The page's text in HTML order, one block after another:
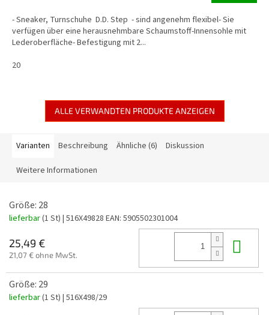
- Sneaker, Turnschuhe D.D. Step - sind angenehm flexibel- Sie
verfügen über eine herausnehmbare Schaumstoff-Innensohle mit
Lederoberfläche- Befestigung mit 2...
20
ALLE VERWANDTEN PRODUKTE ANZEIGEN
Varianten Beschreibung Ähnliche (6) Diskussion
Weitere Informationen
Größe: 28
lieferbar(1 St) | 516X49828 EAN: 5905502301004
25,49 €
21,07 € ohne MwSt.
Größe: 29
lieferbar(1 St) | 516X498/29